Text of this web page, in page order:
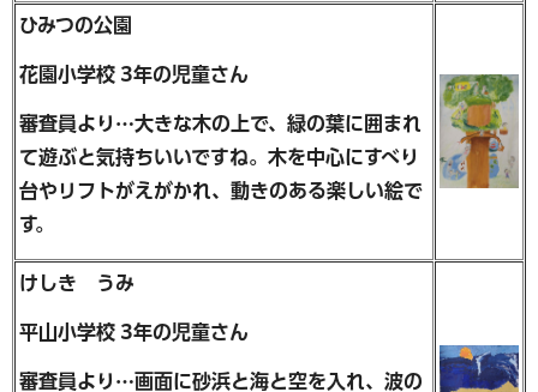
ひみつの公園
花園小学校 3年の児童さん
審査員より…大きな木の上で、緑の葉に囲まれ
て遊ぶと気持ちいいですね。木を中心にすべり
台やリフトがえがかれ、動きのある楽しい絵で
す。
けしき うみ
平山小学校 3年の児童さん
審査員より…画面に砂浜と海と空を入れ、波の